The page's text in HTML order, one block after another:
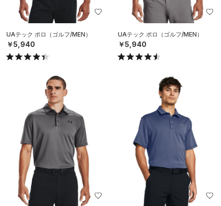
UAテック ポロ（ゴルフ/MEN）
￥5,940
UAテック ポロ（ゴルフ/MEN）
￥5,940